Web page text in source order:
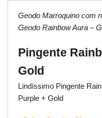
Geodo Marroquino com
Geodo Rainbow Aura –
Pingente
Gold
Lindíssimo Pingente
Purple + Gold